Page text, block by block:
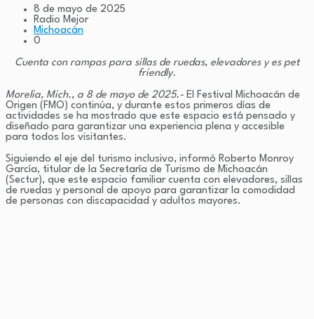
8 de mayo de 2025
Radio Mejor
Michoacán
0
Cuenta con rampas para sillas de ruedas, elevadores y es pet
friendly.
Morelia, Mich., a 8 de mayo de 2025.- El Festival Michoacán de
Origen (FMO) continúa, y durante estos primeros días de
actividades se ha mostrado que este espacio está pensado y
diseñado para garantizar una experiencia plena y accesible
para todos los visitantes.
Siguiendo el eje del turismo inclusivo, informó Roberto Monroy
García, titular de la Secretaría de Turismo de Michoacán
(Sectur), que este espacio familiar cuenta con elevadores, sillas
de ruedas y personal de apoyo para garantizar la comodidad
de personas con discapacidad y adultos mayores.